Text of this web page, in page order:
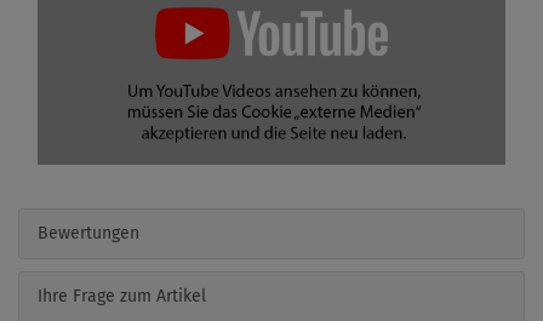
Bewertungen
Ihre Frage zum Artikel